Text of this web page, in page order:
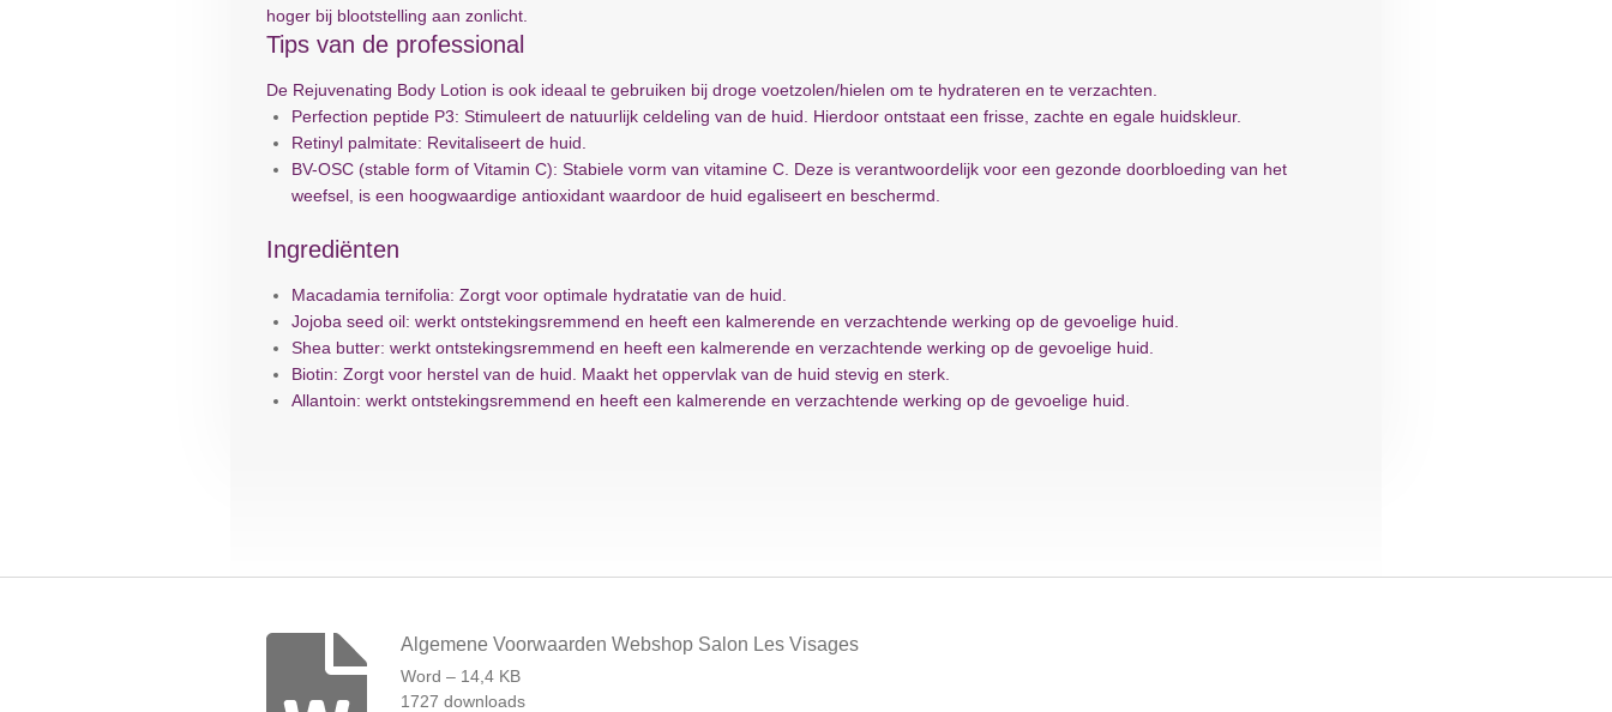
hoger bij blootstelling aan zonlicht.
Tips van de professional
De Rejuvenating Body Lotion is ook ideaal te gebruiken bij droge voetzolen/hielen om te hydrateren en te verzachten.
Perfection peptide P3: Stimuleert de natuurlijk celdeling van de huid. Hierdoor ontstaat een frisse, zachte en egale huidskleur.
Retinyl palmitate: Revitaliseert de huid.
BV-OSC (stable form of Vitamin C): Stabiele vorm van vitamine C. Deze is verantwoordelijk voor een gezonde doorbloeding van het
weefsel, is een hoogwaardige antioxidant waardoor de huid egaliseert en beschermd.
Ingrediënten
Macadamia ternifolia: Zorgt voor optimale hydratatie van de huid.
Jojoba seed oil: werkt ontstekingsremmend en heeft een kalmerende en verzachtende werking op de gevoelige huid.
Shea butter: werkt ontstekingsremmend en heeft een kalmerende en verzachtende werking op de gevoelige huid.
Biotin: Zorgt voor herstel van de huid. Maakt het oppervlak van de huid stevig en sterk.
Allantoin: werkt ontstekingsremmend en heeft een kalmerende en verzachtende werking op de gevoelige huid.
Algemene Voorwaarden Webshop Salon Les Visages
Word – 14,4 KB
1727 downloads